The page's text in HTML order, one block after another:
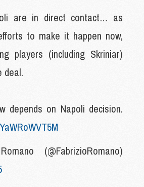
are in direct contact… as
to make it happen now,
players (including Skriniar)
deal.
depends on Napoli decision.
(@FabrizioRomano)